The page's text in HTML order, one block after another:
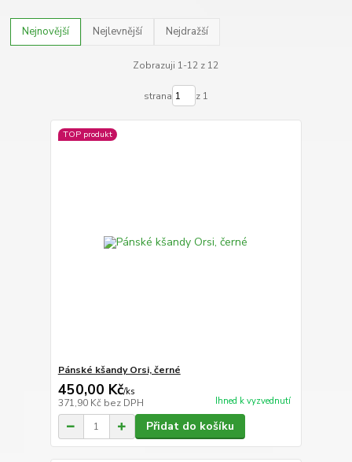
Nejnovější Nejlevnější Nejdražší
Zobrazuji 1-12 z 12
strana z 1
TOP produkt
Pánské kšandy Orsi, černé
450,00 Kč/ks
371,90 Kč bez DPH Ihned k vyzvednutí
Přidat do košíku